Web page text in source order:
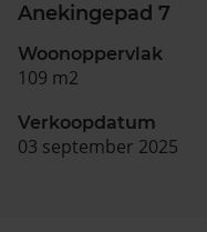
Anekingepad 7
Woonoppervlak
109 m2
Verkoopdatum
03 september 2025